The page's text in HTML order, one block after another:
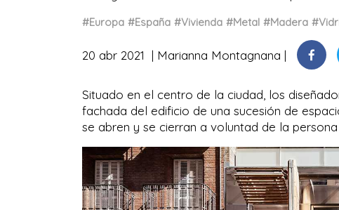
#Europa #España #Vivienda #Metal #Madera
20 abr 2021 Marianna Montagnana
Situado en el centro de la ciudad, los
fachada del edificio de una sucesión de
se abren y se cierran a voluntad de la persona